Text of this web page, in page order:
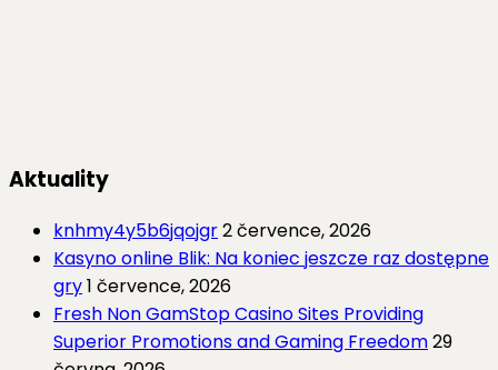
Aktuality
knhmy4y5b6jqojgr2 července, 2026
Kasyno online Blik: Na koniec jeszcze raz dostępne
gry1 července, 2026
Fresh Non GamStop Casino Sites Providing
Superior Promotions and Gaming Freedom29